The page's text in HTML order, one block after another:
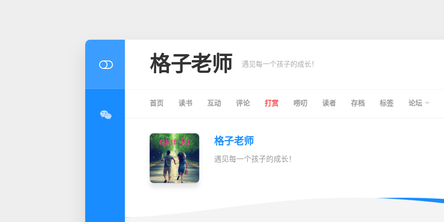
格子老师 遇见每一个孩子的成长！
首页 读书 互动 评论 打赏 唠叨 读者 存档 标签 论坛
格子老师
遇见每一个孩子的成长！